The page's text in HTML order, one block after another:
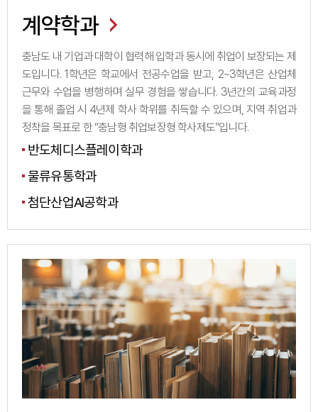
계약학과
충남도 내 기업과 대학이 협력해 입학과 동시에 취업이 보장되는 제
도입니다. 1학년은 학교에서 전공수업을 받고, 2~3학년은 산업체
근무와 수업을 병행하며 실무 경험을 쌓습니다. 3년간의 교육과정
을 통해 졸업 시 4년제 학사 학위를 취득할 수 있으며, 지역 취업과
정착을 목표로 한 “충남형 취업보장형 학사제도”입니다.
반도체디스플레이학과
물류유통학과
첨단산업AI공학과